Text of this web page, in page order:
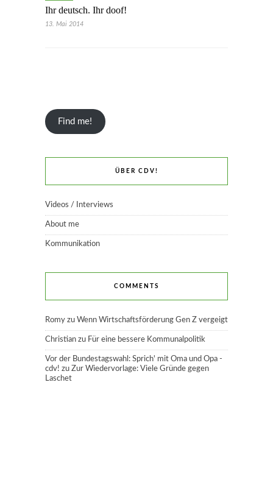
Ihr deutsch. Ihr doof!
13. Mai 2014
Find me!
ÜBER CDV!
Videos / Interviews
About me
Kommunikation
COMMENTS
Romy zu Wenn Wirtschaftsförderung Gen Z vergeigt
Christian zu Für eine bessere Kommunalpolitik
Vor der Bundestagswahl: Sprich' mit Oma und Opa -
cdv! zu Zur Wiedervorlage: Viele Gründe gegen
Laschet